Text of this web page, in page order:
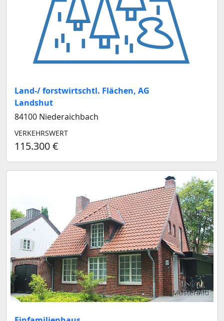
Land-/ forstwirtschtl. Flächen, AG
Landshut
84100 Niederaichbach
VERKEHRSWERT
115.300 €
Musterbild